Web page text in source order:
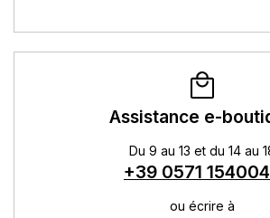
Assistance e-
Du 9 au 13 et du 14 au
+39 0571
ou écrire à